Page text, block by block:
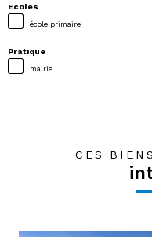
Ecoles
école primaire
Pratique
mairie
CES